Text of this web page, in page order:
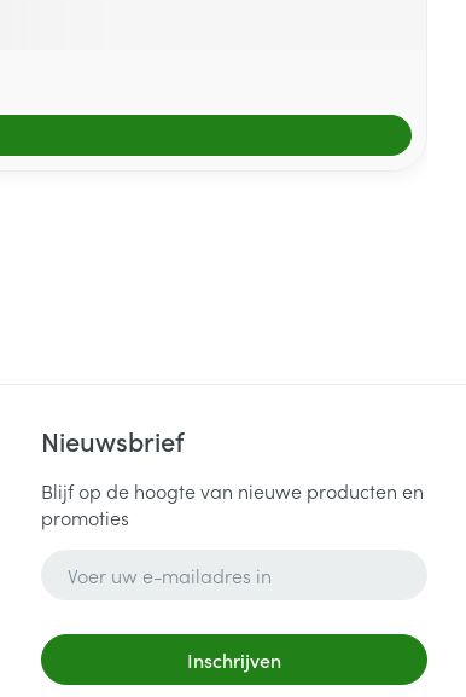
Nieuwsbrief
Blijf op de hoogte van nieuwe producten en
promoties
Inschrijven